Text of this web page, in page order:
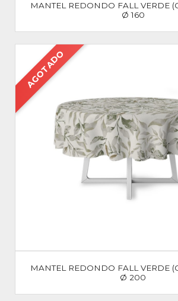
MANTEL REDONDO FALL VERDE
Ø 160
AGOTADO
MANTEL REDONDO FALL VERDE
Ø 200